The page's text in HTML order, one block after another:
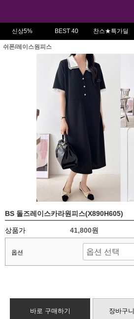
신상5% BEST 40 찬스★특가딜
쉬폰/레이스원피스
BS 돌즈레이스카라원피스(X890H605)
상품가 41,800원
옵션
바로 구매하기 장바구니